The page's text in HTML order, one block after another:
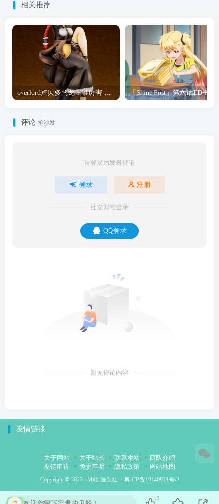
相关推荐
评论 抢沙发
请登录后发表评论
登录 注册
社交账号登录
QQ登录
暂无评论内容
友情链接
关于网站 关于站长 联系本站
团队介绍
友链申请
免责声明 隐私政策 网站地图
Copyright © 2023 · M站 漫头社 · 粤ICP备19140921号-2
13